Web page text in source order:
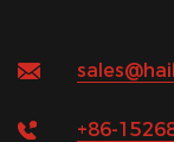
+86-